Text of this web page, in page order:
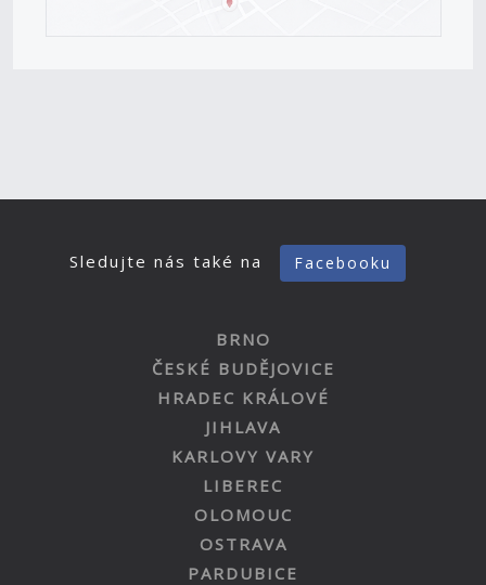
Sledujte nás také na Facebooku
BRNO
ČESKÉ BUDĚJOVICE
HRADEC KRÁLOVÉ
JIHLAVA
KARLOVY VARY
LIBEREC
OLOMOUC
OSTRAVA
PARDUBICE